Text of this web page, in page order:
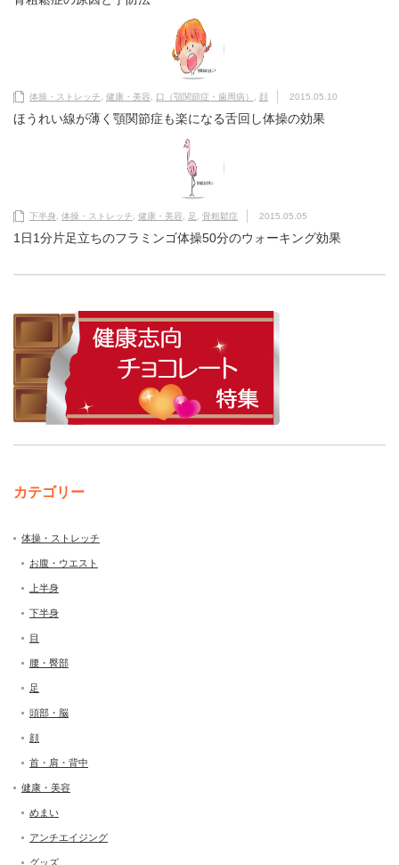
体操・ストレッチ 健康・美容 口（顎関節症・歯周病） 顔 2015.05.10
ほうれい線が薄く顎関節症も楽になる舌回し体操の効果
下半身 体操・ストレッチ 健康・美容 足 骨粗鬆症 2015.05.05
1日1分片足立ちのフラミンゴ体操50分のウォーキング効果
カテゴリー
体操・ストレッチ
お腹・ウエスト
上半身
下半身
目
腰・臀部
足
頭部・脳
顔
首・肩・背中
健康・美容
めまい
アンチエイジング
グッズ